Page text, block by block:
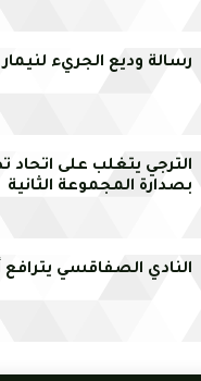
رسالة وديع الجريء لنيمار
الترجي يتغلب على اتحاد
بصدارة المجموعة الثانية
النادي الصفاقسي يترافع